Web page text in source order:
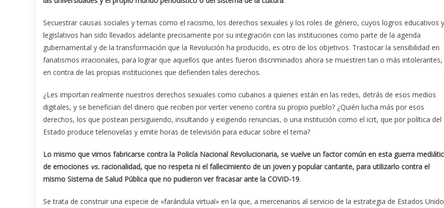
Secuestrar causas sociales y temas como el racismo, los derechos sexuales y los roles de género, cuyos logros educativos y
legislativos han sido llevados adelante precisamente por su integración con las instituciones como parte de la agenda
gubernamental y de la transformación que la Revolución ha producido, es otro de los objetivos. Trastocar la sensibilidad en
fanatismos irracionales, para lograr que aquellos que antes fueron discriminados ahora se muestren tan o más intolerantes,
en contra de las propias instituciones que defienden tales derechos.
¿Les importan realmente nuestros derechos sexuales como cubanos a quienes están en las redes, detrás de esos medios
digitales, y se benefician del dinero que reciben por verter veneno contra su propio pueblo? ¿Quién lucha más por esos
derechos, los que postean persiguiendo, insultando y exigiendo renuncias, o una institución como el icrt, que por política del
Estado produce telenovelas y emite horas de televisión para educar sobre el tema?
Lo mismo que vimos fabricarse contra la Policía Nacional Revolucionaria, se vuelve un factor común en esta guerra
de emociones vs. racionalidad, que no respeta ni el fallecimiento de un joven y popular cantante, para utilizarlo contra el
mismo Sistema de Salud Pública que no pudieron ver fracasar ante la COVID-19.
Se trata de construir una especie de «farándula virtual» en la que, a mercenarios al servicio de la estrategia de Estados